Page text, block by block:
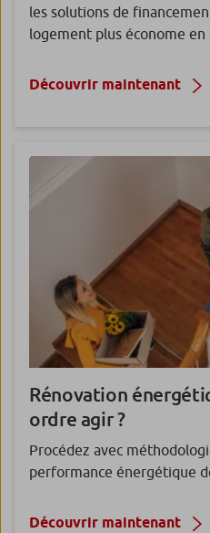
les solutions de
logement plus économe en
Découvrir maintenant
Rénovation
ordre agir ?
Procédez avec
performance énergétique
Découvrir maintenant